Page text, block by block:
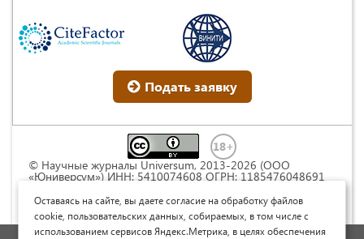
Подать заявку
© Научные журналы Universum, 2013-2026 (ООО
«Юниверсум») ИНН: 5410074608 ОГРН: 1185476048691
Commons « Attribution» («Атрибуция») 4.0
Непортированная
Оставаясь на сайте, вы даете согласие на обработку файлов
cookie, пользовательских данных, собираемых, в том числе с
использованием сервисов Яндекс.Метрика, в целях обеспечения